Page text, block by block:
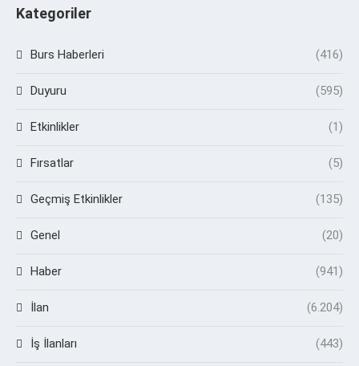
Kategoriler
Burs Haberleri (416)
Duyuru (595)
Etkinlikler (1)
Fırsatlar (5)
Geçmiş Etkinlikler (135)
Genel (20)
Haber (941)
İlan (6.204)
İş İlanları (443)